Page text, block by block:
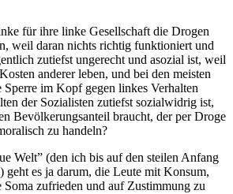
für ihre linke Gesellschaft die Drogen
weil daran nichts richtig funktioniert und
zutiefst ungerecht und asozial ist, weil
anderer leben, und bei den meisten
Sperre im Kopf gegen linkes Verhalten
der Sozialisten zutiefst sozialwidrig ist,
Bevölkerungsanteil braucht, der per Droge
zu handeln?
Welt” (den ich bis auf den steilen Anfang
geht es ja darum, die Leute mit Konsum,
zufrieden und auf Zustimmung zu